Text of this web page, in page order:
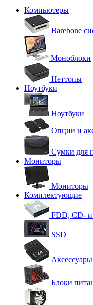
Компьютеры
Barebone
Моноблоки
Неттопы
Ноутбуки
Ноутбуки
Опции и
Сумки для
Мониторы
Мониторы
Комплектующие
FDD, CD-
SSD
Блоки